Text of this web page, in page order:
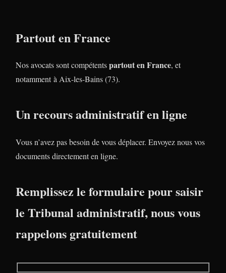
Partout en France
Nos avocats sont compétentspartout en France, et
notamment à Aix-les-Bains (73).
Un recours administratif en ligne
Vous n’avez pas besoin de vous déplacer. Envoyez nous vos
documents directement en ligne.
Remplissez le formulaire pour saisir
le Tribunal administratif, nous vous
rappelons gratuitement